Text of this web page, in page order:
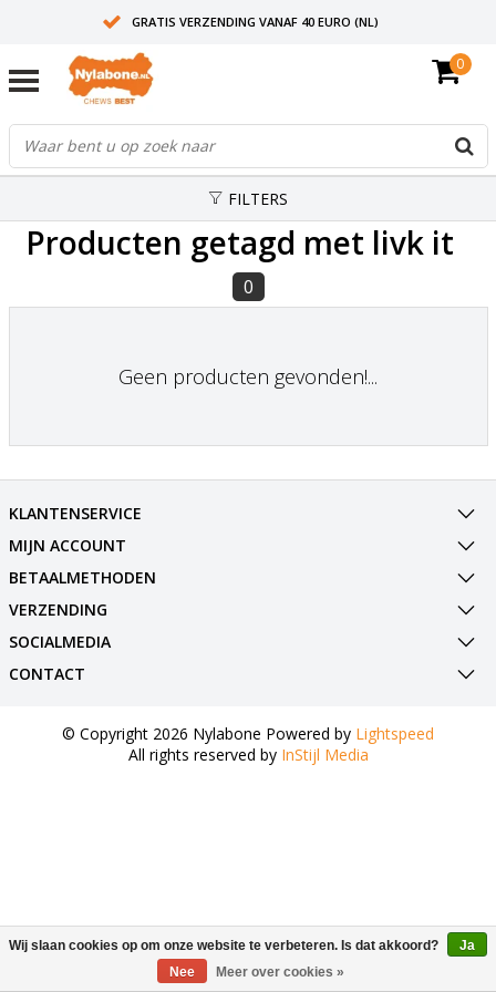
GRATIS VERZENDING VANAF 40 EURO (NL)
0
FILTERS
Producten getagd met livk it
0
Geen producten gevonden!...
KLANTENSERVICE
MIJN ACCOUNT
BETAALMETHODEN
VERZENDING
SOCIALMEDIA
CONTACT
© Copyright 2026 Nylabone Powered by Lightspeed
All rights reserved by InStijl Media
Wij slaan cookies op om onze website te verbeteren. Is dat akkoord?
Ja
Nee
Meer over cookies »